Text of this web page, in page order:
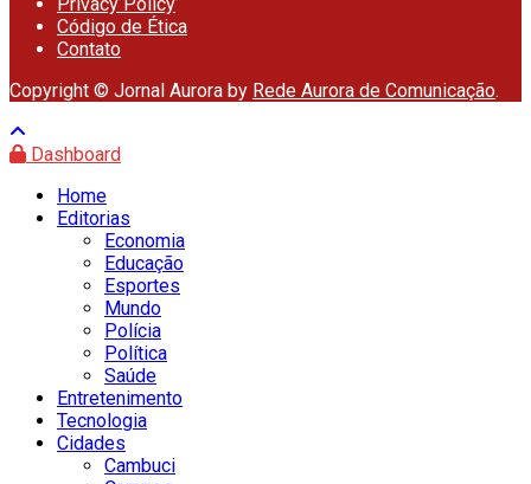
Privacy Policy
Código de Ética
Contato
Copyright © Jornal Aurora by Rede Aurora de Comunicação.
Dashboard
Home
Editorias
Economia
Educação
Esportes
Mundo
Polícia
Política
Saúde
Entretenimento
Tecnologia
Cidades
Cambuci